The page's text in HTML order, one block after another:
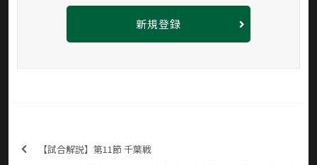
新規登録
【試合解説】第11節 千葉戦